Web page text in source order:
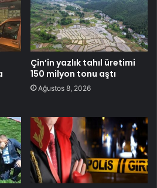
Çin’in yazlık tahıl üretimi
150 milyon tonu aştı
Ağustos 8, 2026